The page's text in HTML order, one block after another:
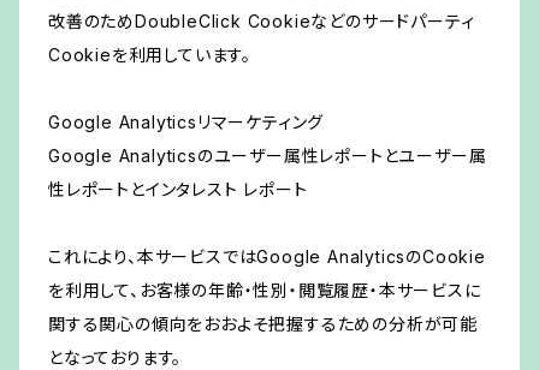
改善のためDoubleClick Cookieなどのサードパーティ
Cookieを利用しています。
Google Analyticsリマーケティング
Google Analyticsのユーザー属性レポートとユーザー属
性レポートとインタレスト レポート
これにより、本サービスではGoogle AnalyticsのCookie
を利用して、お客様の年齢・性別・閲覧履歴・本サービスに
関する関心の傾向をおおよそ把握するための分析が可能
となっております。